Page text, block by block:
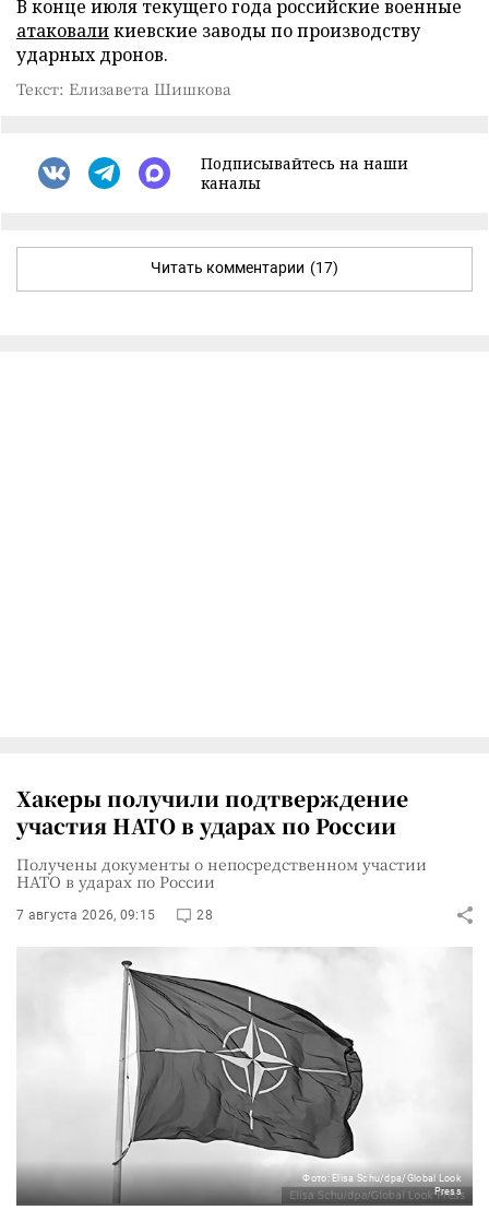
В конце июля текущего года российские военные
атаковаликиевские заводы по производству
ударных дронов.
Текст: Елизавета Шишкова
Подписывайтесь на наши
каналы
Читать комментарии (17)
Хакеры получили подтверждение
участия НАТО в ударах по России
Получены документы о непосредственном участии
НАТО в ударах по России
7 августа 2026, 09:15 28
Фото: Elisa Schu/dpa/Global Look
Press